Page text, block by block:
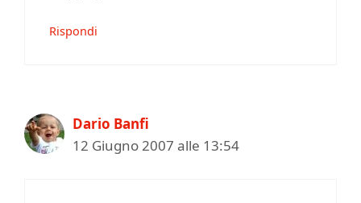
Rispondi
Dario Banfi
12 Giugno 2007 alle 13:54